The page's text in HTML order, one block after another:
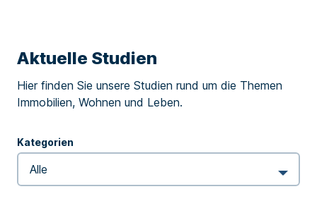
Aktuelle Studien
Hier finden Sie unsere Studien rund um die Themen
Immobilien, Wohnen und Leben.
Kategorien